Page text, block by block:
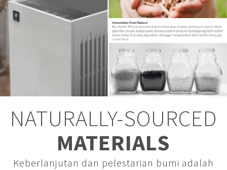
NATURALLY-SOURCED
MATERIALS
Keberlanjutan dan pelestarian bumi adalah